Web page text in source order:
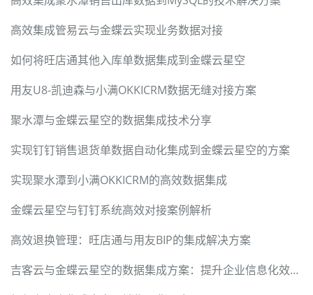
高效集成管易云与金蝶云实现业务数据对接
如何将旺店通其他入库单数据集成到金蝶云星空
用友U8-凯迪森与小满OKKICRM数据无缝对接方案
聚水潭与金蝶云星空的数据集成技术分享
实现钉钉销售退货单数据自动化集成到金蝶云星空的方案
实现聚水潭到小满OKKICRM的高效数据集成
金蝶云星空与钉钉系统高效对接案例解析
高效退换管理：旺店通与用友BIP的集成解决方案
吉客云与金蝶云星空的数据集成方案：提升企业信息化效率的JY-BDS其他出库单实施案例